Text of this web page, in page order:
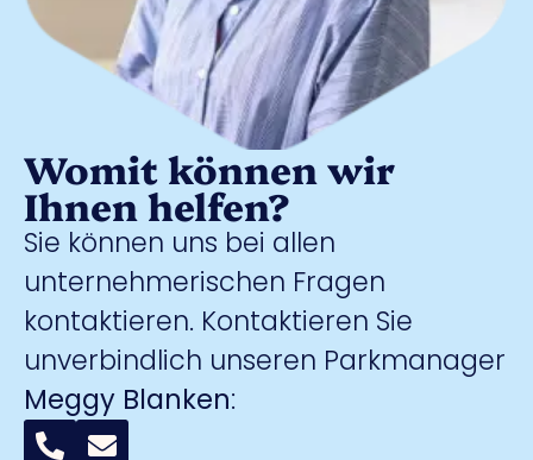
Womit können wir
Ihnen helfen?
Sie können uns bei allen
unternehmerischen Fragen
kontaktieren. Kontaktieren Sie
unverbindlich unseren Parkmanager
Meggy Blanken: